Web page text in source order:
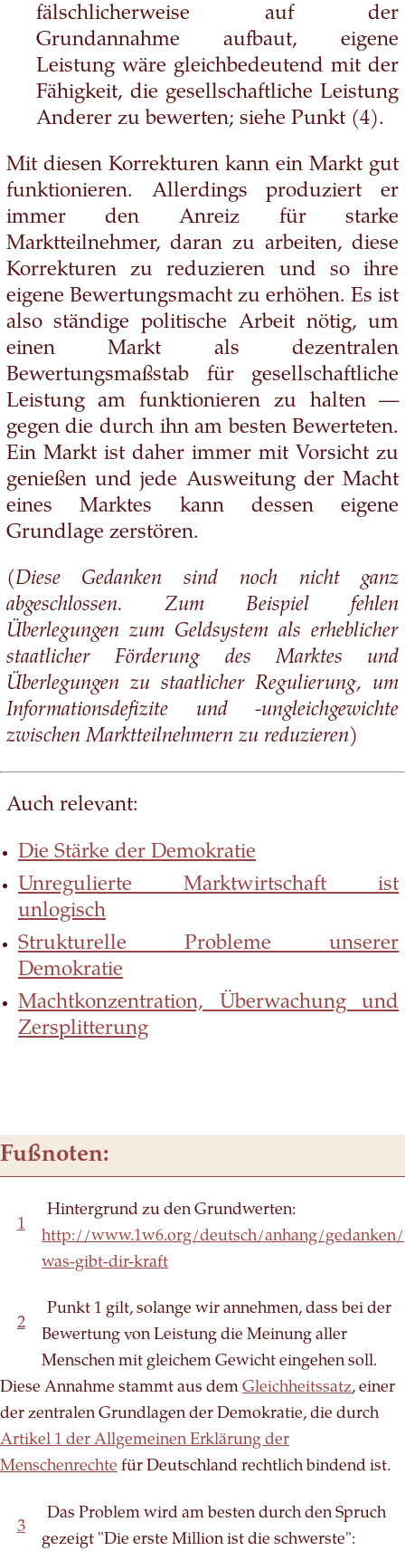
fälschlicherweise auf der
Grundannahme aufbaut, eigene
Leistung wäre gleichbedeutend mit der
Fähigkeit, die gesellschaftliche Leistung
Anderer zu bewerten; siehe Punkt (4).
Mit diesen Korrekturen kann ein Markt gut
funktionieren. Allerdings produziert er
immer den Anreiz für starke
Marktteilnehmer, daran zu arbeiten, diese
Korrekturen zu reduzieren und so ihre
eigene Bewertungsmacht zu erhöhen. Es ist
also ständige politische Arbeit nötig, um
einen Markt als dezentralen
Bewertungsmaßstab für gesellschaftliche
Leistung am funktionieren zu halten —
gegen die durch ihn am besten Bewerteten.
Ein Markt ist daher immer mit Vorsicht zu
genießen und jede Ausweitung der Macht
eines Marktes kann dessen eigene
Grundlage zerstören.
(Diese Gedanken sind noch nicht ganz
abgeschlossen. Zum Beispiel fehlen
Überlegungen zum Geldsystem als erheblicher
staatlicher Förderung des Marktes und
Überlegungen zu staatlicher Regulierung, um
Informationsdefizite und -ungleichgewichte
zwischen Marktteilnehmern zu reduzieren)
Auch relevant:
Die Stärke der Demokratie
Unregulierte Marktwirtschaft ist
unlogisch
Strukturelle Probleme unserer
Demokratie
Machtkonzentration, Überwachung und
Zersplitterung
Fußnoten:
1
Hintergrund zu den Grundwerten:
http://www.1w6.org/deutsch/anhang/gedanken/
was-gibt-dir-kraft
2
Punkt 1 gilt, solange wir annehmen, dass bei der
Bewertung von Leistung die Meinung aller
Menschen mit gleichem Gewicht eingehen soll.
Diese Annahme stammt aus dem Gleichheitssatz, einer
der zentralen Grundlagen der Demokratie, die durch
Artikel 1 der Allgemeinen Erklärung der
Menschenrechte für Deutschland rechtlich bindend ist.
3
Das Problem wird am besten durch den Spruch
gezeigt "Die erste Million ist die schwerste":